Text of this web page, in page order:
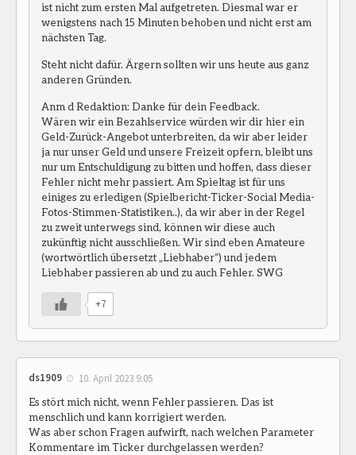
ist nicht zum ersten Mal aufgetreten. Diesmal war er
wenigstens nach 15 Minuten behoben und nicht erst am
nächsten Tag.
Steht nicht dafür. Ärgern sollten wir uns heute aus ganz
anderen Gründen.
Anm d Redaktion: Danke für dein Feedback.
Wären wir ein Bezahlservice würden wir dir hier ein
Geld-Zurück-Angebot unterbreiten, da wir aber leider
ja nur unser Geld und unsere Freizeit opfern, bleibt uns
nur um Entschuldigung zu bitten und hoffen, dass dieser
Fehler nicht mehr passiert. Am Spieltag ist für uns
einiges zu erledigen (Spielbericht-Ticker-Social Media-
Fotos-Stimmen-Statistiken..), da wir aber in der Regel
zu zweit unterwegs sind, können wir diese auch
zukünftig nicht ausschließen. Wir sind eben Amateure
(wortwörtlich übersetzt „Liebhaber“) und jedem
Liebhaber passieren ab und zu auch Fehler. SWG
+7
ds1909 10. April 2023 9:05
Es stört mich nicht, wenn Fehler passieren. Das ist
menschlich und kann korrigiert werden.
Was aber schon Fragen aufwirft, nach welchen Parameter
Kommentare im Ticker durchgelassen werden?